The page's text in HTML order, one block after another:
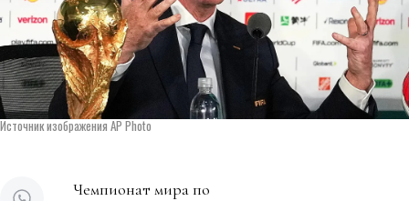
Источник изображения AP Photo
Чемпионат мира по